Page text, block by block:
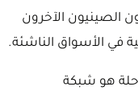
دخل اللاعبون الصينيون الآخرون
هو شبكة